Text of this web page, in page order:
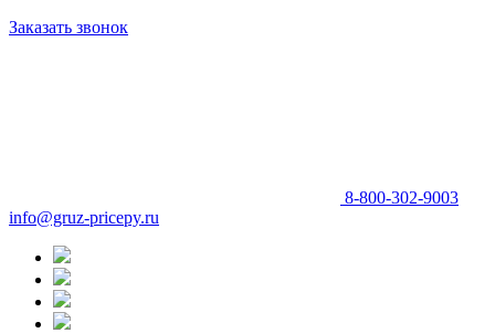
Заказать звонок
8-800-302-9003
info@gruz-pricepy.ru